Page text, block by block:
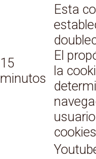
15
minutos
Esta
El
la